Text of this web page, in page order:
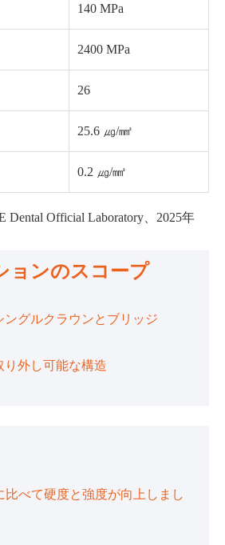
140 MPa
2400 MPa
26
25.6 ㎍/㎣
0.2 ㎍/㎣
Official Laboratory、2025年
ョンのスコープ
ングルクラウンとブリッジ
り外し可能な構造
比べて硬度と強度が向上しまし